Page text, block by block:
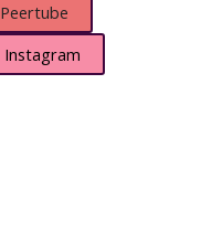
Peertube
Instagram